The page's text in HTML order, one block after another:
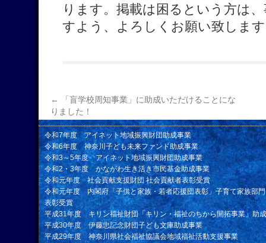
ります。掲載は困るという方は
すよう、よろしくお願い致しま
←
「盲学校周知事業」に助成いただけることにな
りました！
令和7年度 アイネット地域振興財団助成事業
令和6年度 神奈川子ども未来ファンド助成事業
令和3～5年度 アイネット地域振興財団助成事業
令和2・3年度 かながわ生き活き市民基金助成事業
令和元年度 社会貢献支援財団 社会貢献者表彰受賞
令和元年度 内閣府「子供と家族・若者応援団表彰」子育て家族部
表彰受賞
平成31年度 キリン福祉財団「キリン・福祉のちから開拓事業」助
平成30年度 伊藤忠記念財団子ども文庫助成事業
平成29年度 神奈川県社会福祉協議会地域福祉活動支援事業